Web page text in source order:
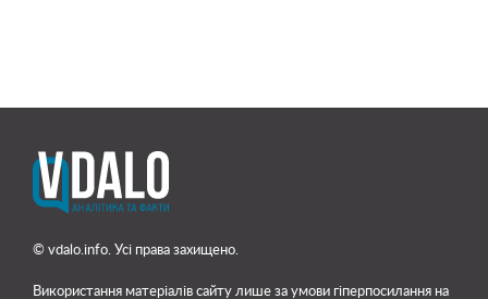
© vdalo.info. Усі права захищено.
Використання матеріалів сайту лише за умови гіперпосилання на